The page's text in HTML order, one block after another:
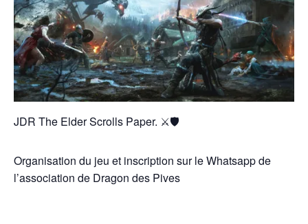
JDR The Elder Scrolls Paper. ⚔️🛡️
Organisation du jeu et inscription sur le Whatsapp de
l’association de Dragon des Pives